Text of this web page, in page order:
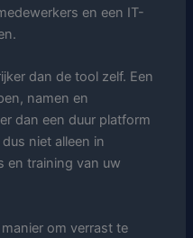
en een IT-
dan de tool zelf. Een
namen en
dan een duur platform
niet alleen in
en training van uw
om verrast te